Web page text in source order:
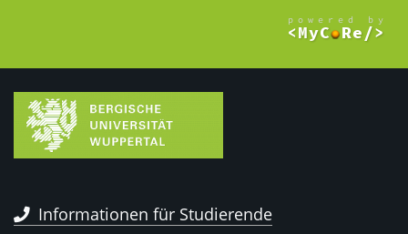
Informationen für Studierende